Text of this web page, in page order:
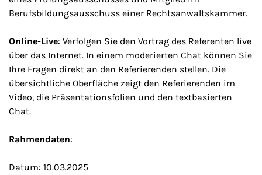
Berufsbildungsausschuss einer Rechtsanwaltskammer.
Online-Live: Verfolgen Sie den Vortrag des Referenten live
über das Internet. In einem moderierten Chat können Sie
Ihre Fragen direkt an den Referierenden stellen. Die
übersichtliche Oberfläche zeigt den Referierenden im
Video, die Präsentationsfolien und den textbasierten
Chat.
Rahmendaten:
Datum: 10.03.2025